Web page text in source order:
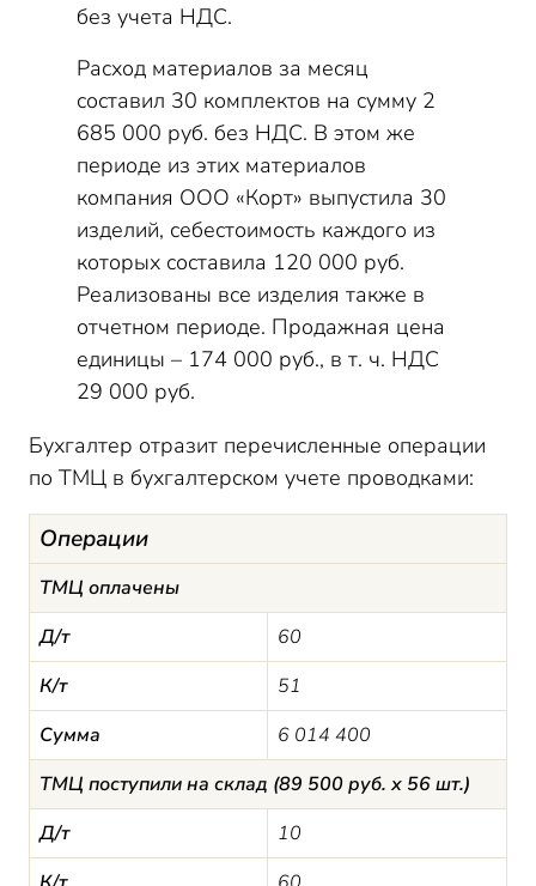
без учета НДС.
Расход материалов за месяц
составил 30 комплектов на сумму 2
685 000 руб. без НДС. В этом же
периоде из этих материалов
компания ООО «Корт» выпустила 30
изделий, себестоимость каждого из
которых составила 120 000 руб.
Реализованы все изделия также в
отчетном периоде. Продажная цена
единицы – 174 000 руб., в т. ч. НДС
29 000 руб.
Бухгалтер отразит перечисленные операции
по ТМЦ в бухгалтерском учете проводками:
Операции
ТМЦ оплачены
Д/т
60
К/т
51
Сумма
6 014 400
ТМЦ поступили на склад (89 500 руб. х 56 шт.)
Д/т
10